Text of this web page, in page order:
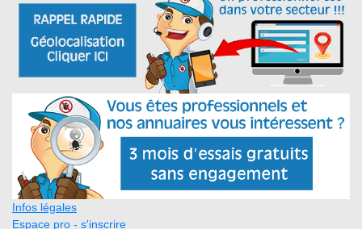
Infos légales
Espace pro - s'inscrire